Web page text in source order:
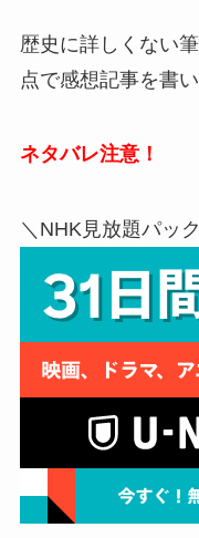
歴史に詳しくない
点で感想記事を書
ネタバレ注意！
＼NHK見放題パッ